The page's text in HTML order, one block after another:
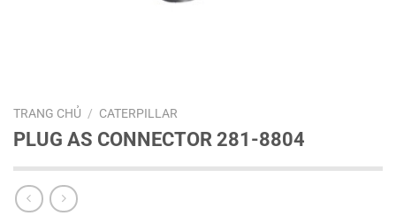
TRANG CHỦ / CATERPILLAR
PLUG AS CONNECTOR 281-8804